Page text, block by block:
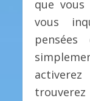
que vous
vous
trouverez